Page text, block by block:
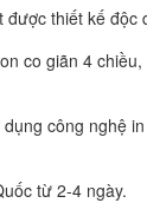
được thiết kế độc
co giãn 4
công nghệ
từ 2-4 ngày.